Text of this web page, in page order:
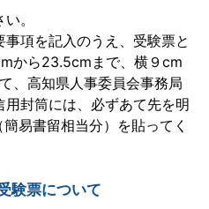
。
項を記入のうえ、受験票と
から23.5cmまで、横９cm
、高知県人事委員会事務局
封筒には、必ずあて先を明
易書留相当分）を貼ってく
験票について